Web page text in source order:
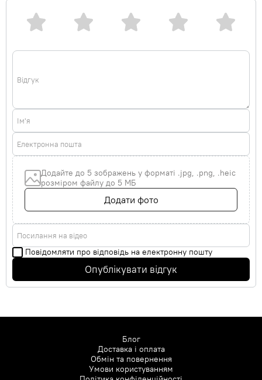
Відгук
Ім'я
Електронна пошта
Додайте до 5 зображень у форматі .jpg, .png, .heic
розміром файлу до 5 МБ
Додати фото
Посилання на відео
Повідомляти про відповідь на електронну пошту
Опублікувати відгук
Блог
Доставка і оплата
Обмін та повернення
Умови користуванням